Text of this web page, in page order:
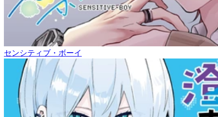
センシティブ・ボーイ